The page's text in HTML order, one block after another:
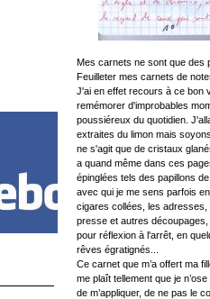
Mes carnets ne sont que des
Feuilleter mes carnets de
J'ai en effet recours à ce bon
remémorer d'improbables
poussiéreux du quotidien.
extraites du limon mais
ne s'agit que de cristaux
a quand même dans ces
épinglées tels des papillons
avec qui je me sens parfois
cigares collées, les
presse et autres
pour réflexion à l'arrêt, en
rêves égratignés...
Ce carnet que m’a offert ma
me plaît tellement que je
de m’appliquer, de ne pas le